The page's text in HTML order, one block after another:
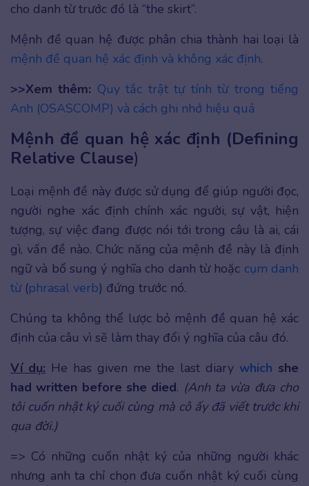
cho danh từ trước đó là “the skirt”.
Mệnh đề quan hệ được phân chia thành hai loại là
mệnh đề quan hệ xác định và không xác định.
>>Xem thêm: Quy tắc trật tự tính từ trong tiếng
Anh (OSASCOMP) và cách ghi nhớ hiệu quả
Mệnh đề quan hệ xác định (Defining
Relative Clause)
Loại mệnh đề này được sử dụng để giúp người đọc,
người nghe xác định chính xác người, sự vật, hiện
tượng, sự việc đang được nói tới trong câu là ai, cái
gì, vấn đề nào. Chức năng của mệnh đề này là định
ngữ và bổ sung ý nghĩa cho danh từ hoặc cụm danh
từ(phrasal verb) đứng trước nó.
Chúng ta không thể lược bỏ mệnh đề quan hệ xác
định của câu vì sẽ làm thay đổi ý nghĩa của câu đó.
Ví dụ: He has given me the last diary which she
had written before she died. (Anh ta vừa đưa cho
tôi cuốn nhật ký cuối cùng mà cô ấy đã viết trước khi
qua đời.)
=> Có những cuốn nhật ký của những người khác
nhưng anh ta chỉ chọn đưa cuốn nhật ký cuối cùng